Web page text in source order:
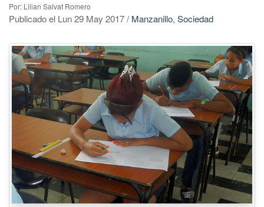
Por: Lilian Salvat Romero
Publicado el Lun 29 May 2017/ Manzanillo, Sociedad